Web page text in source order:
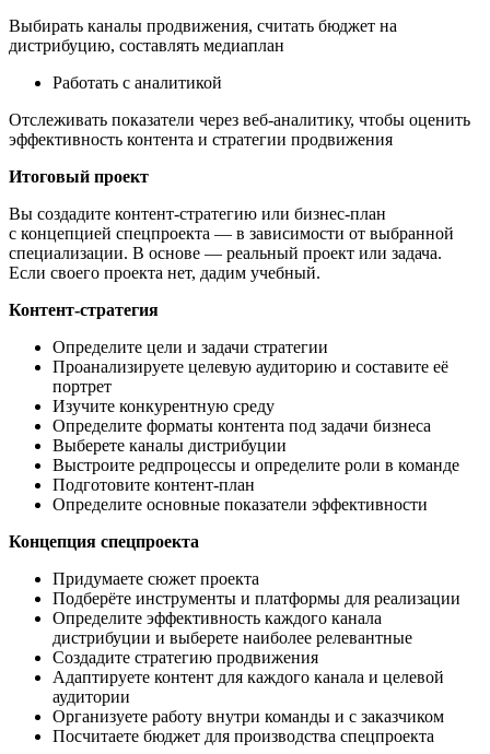
Выбирать каналы продвижения, считать бюджет на
дистрибуцию, составлять медиаплан
Работать с аналитикой
Отслеживать показатели через веб-аналитику, чтобы оценить
эффективность контента и стратегии продвижения
Итоговый проект
Вы создадите контент-стратегию или бизнес-план
с концепцией спецпроекта — в зависимости от выбранной
специализации. В основе — реальный проект или задача.
Если своего проекта нет, дадим учебный.
Контент-стратегия
Определите цели и задачи стратегии
Проанализируете целевую аудиторию и составите её
портрет
Изучите конкурентную среду
Определите форматы контента под задачи бизнеса
Выберете каналы дистрибуции
Выстроите редпроцессы и определите роли в команде
Подготовите контент-план
Определите основные показатели эффективности
Концепция спецпроекта
Придумаете сюжет проекта
Подберёте инструменты и платформы для реализации
Определите эффективность каждого канала
дистрибуции и выберете наиболее релевантные
Создадите стратегию продвижения
Адаптируете контент для каждого канала и целевой
аудитории
Организуете работу внутри команды и с заказчиком
Посчитаете бюджет для производства спецпроекта